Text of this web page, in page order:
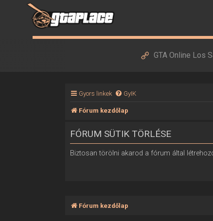
GTA Online Los
Gyors linkek GyIK
Fórum kezdőlap
FÓRUM SÜTIK TÖRLÉSE
Biztosan törölni akarod a fórum által
Fórum kezdőlap